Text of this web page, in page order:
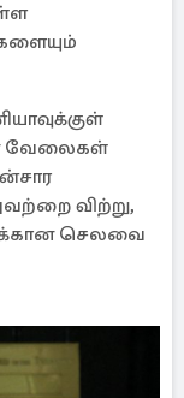
வேலைகள்
விற்று,
செலவை